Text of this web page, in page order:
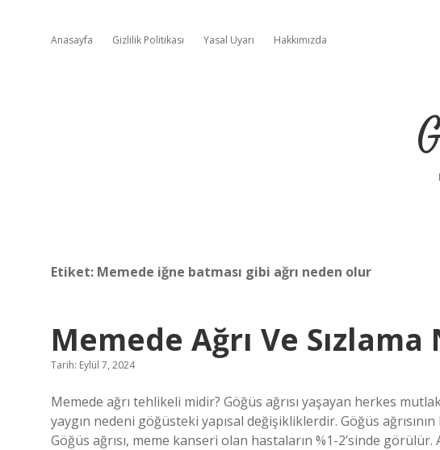
Anasayfa Gizlilik Politikası Yasal Uyarı Hakkımızda
Etiket: Memede iğne batması gibi ağrı neden olur
Memede Ağrı Ve
Tarih: Eylül 7, 2024
Memede ağrı tehlikeli midir? Göğüs ağrısı yaşayan herkes
yaygın nedeni göğüsteki yapısal değişikliklerdir. Göğüs
Göğüs ağrısı, meme kanseri olan hastaların %1-2’sinde